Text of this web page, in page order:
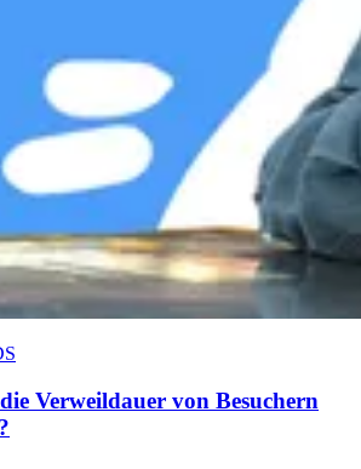
Verweildauer von Besuchern